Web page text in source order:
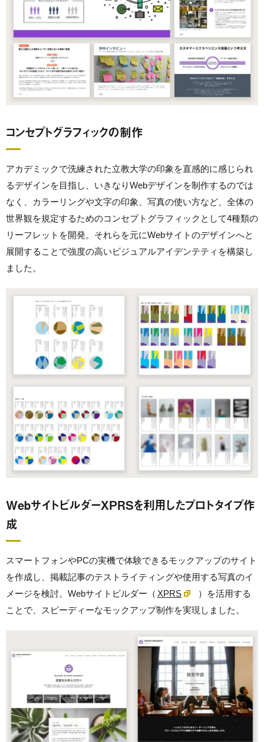
コンセプトグラフィックの制作
アカデミックで洗練された立教大学の印象を直感的に感じられ
るデザインを目指し、いきなりWebデザインを制作するのでは
なく、カラーリングや文字の印象、写真の使い方など、全体の
世界観を規定するためのコンセプトグラフィックとして4種類の
リーフレットを開発。それらを元にWebサイトのデザインへと
展開することで強度の高いビジュアルアイデンテティを構築し
ました。
WebサイトビルダーXPRSを利用したプロトタイプ作
成
スマートフォンやPCの実機で体験できるモックアップのサイト
を作成し、掲載記事のテストライティングや使用する写真のイ
メージを検討。Webサイトビルダー（ XPRS
）を活用する
ことで、スピーディーなモックアップ制作を実現しました。